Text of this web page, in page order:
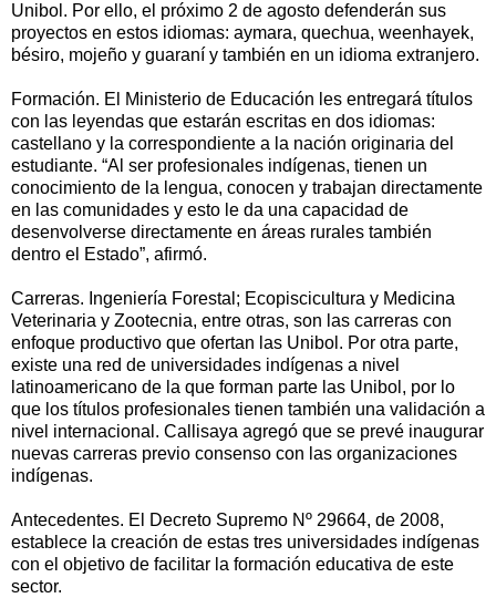
Unibol. Por ello, el próximo 2 de agosto defenderán sus
proyectos en estos idiomas: aymara, quechua, weenhayek,
bésiro, mojeño y guaraní y también en un idioma extranjero.
Formación. El Ministerio de Educación les entregará títulos
con las leyendas que estarán escritas en dos idiomas:
castellano y la correspondiente a la nación originaria del
estudiante. “Al ser profesionales indígenas, tienen un
conocimiento de la lengua, conocen y trabajan directamente
en las comunidades y esto le da una capacidad de
desenvolverse directamente en áreas rurales también
dentro el Estado”, afirmó.
Carreras. Ingeniería Forestal; Ecopiscicultura y Medicina
Veterinaria y Zootecnia, entre otras, son las carreras con
enfoque productivo que ofertan las Unibol. Por otra parte,
existe una red de universidades indígenas a nivel
latinoamericano de la que forman parte las Unibol, por lo
que los títulos profesionales tienen también una validación a
nivel internacional. Callisaya agregó que se prevé inaugurar
nuevas carreras previo consenso con las organizaciones
indígenas.
Antecedentes. El Decreto Supremo Nº 29664, de 2008,
establece la creación de estas tres universidades indígenas
con el objetivo de facilitar la formación educativa de este
sector.